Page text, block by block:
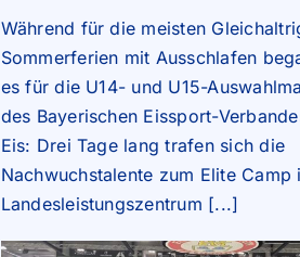
Während für die meisten
Sommerferien mit Ausschlafen
es für die U14- und U15-
des Bayerischen Eissport-
Eis: Drei Tage lang trafen sich die
Nachwuchstalente zum Elite Camp
Landesleistungszentrum [...]